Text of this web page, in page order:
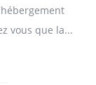
vous que la...